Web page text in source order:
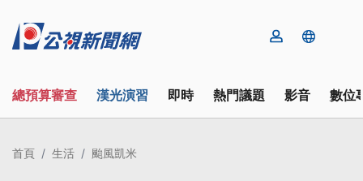
總預算審查 漢光演習 即時 熱門議題 影音 數位
首頁 生活 颱風凱米